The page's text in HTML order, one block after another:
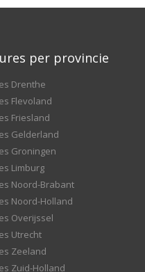
per provincie
Drenthe
Flevoland
Friesland
Gelderland
Groningen
Limburg
Noord-Brabant
Noord-Holland
Overijssel
Utrecht
Zeeland
Zuid-Holland